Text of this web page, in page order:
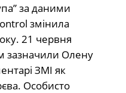
за даними
змінила
21 червня
зазначили Олену
ЗМІ як
Особисто